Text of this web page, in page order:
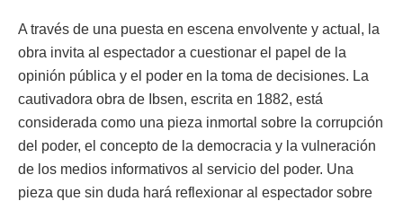
A través de una puesta en escena envolvente y actual, la
obra invita al espectador a cuestionar el papel de la
opinión pública y el poder en la toma de decisiones. La
cautivadora obra de Ibsen, escrita en 1882, está
considerada como una pieza inmortal sobre la corrupción
del poder, el concepto de la democracia y la vulneración
de los medios informativos al servicio del poder. Una
pieza que sin duda hará reflexionar al espectador sobre